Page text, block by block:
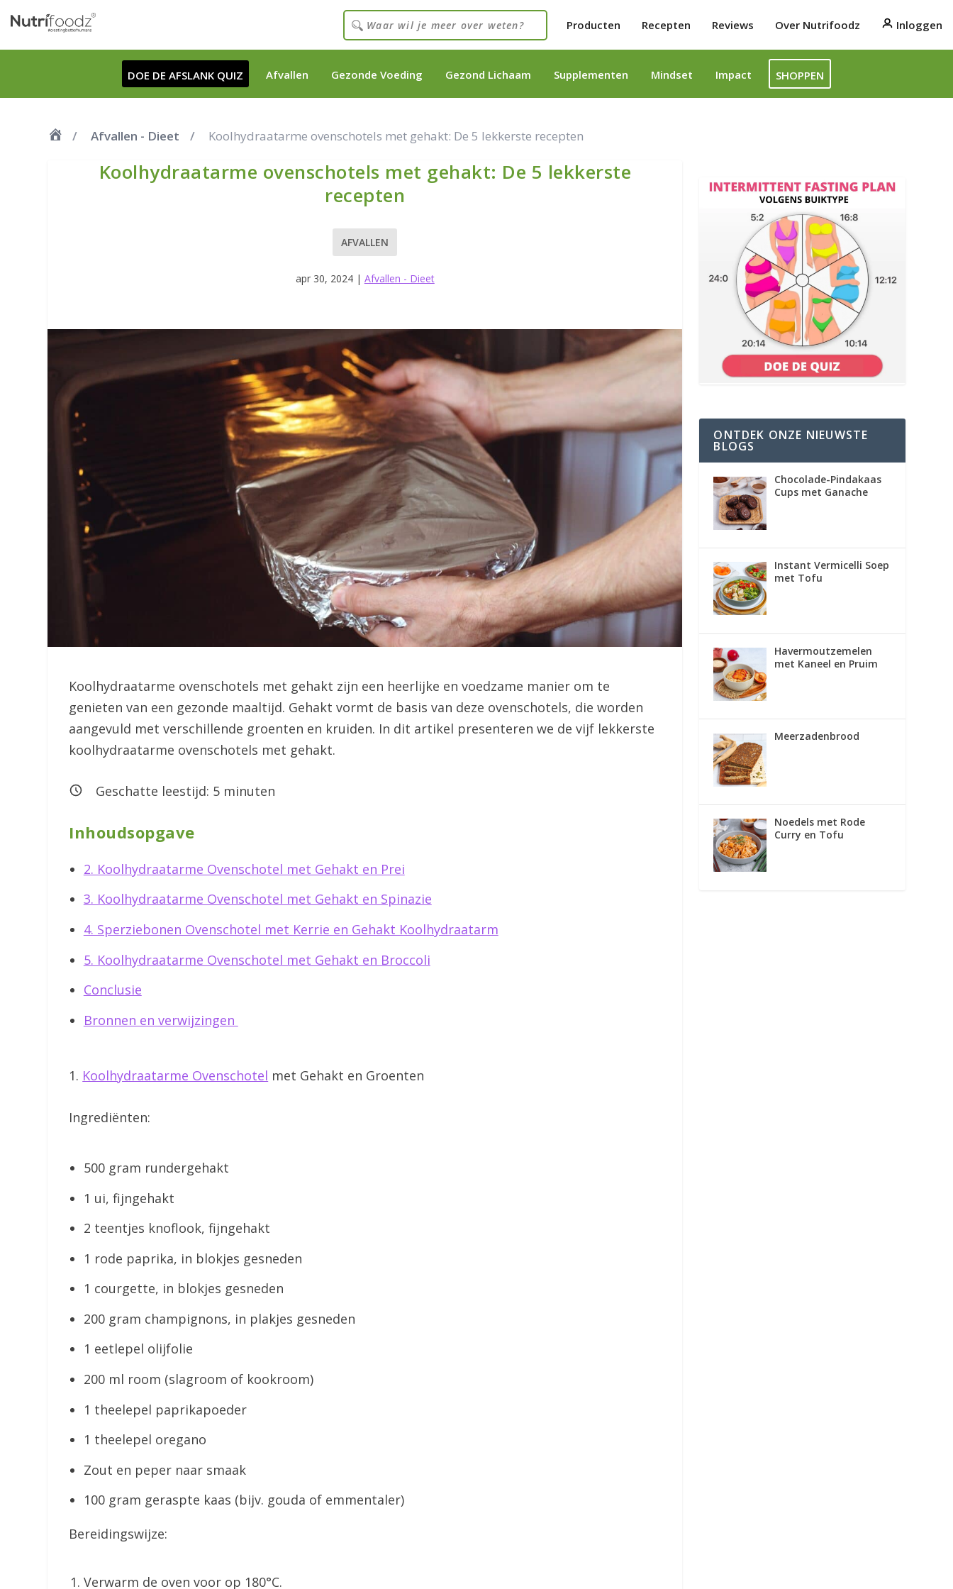
Producten Recepten Reviews Over Nutrifoodz Inloggen
DOE DE AFSLANK QUIZ Afvallen Gezonde Voeding Gezond Lichaam Supplementen Mindset Impact SHOPPEN
Afvallen - Dieet Koolhydraatarme ovenschotels met gehakt: De 5 lekkerste recepten
Koolhydraatarme ovenschotels met gehakt: De 5 lekkerste
recepten
AFVALLEN
apr 30, 2024| Afvallen - Dieet
Koolhydraatarme ovenschotels met gehakt zijn een heerlijke en voedzame manier om te
genieten van een gezonde maaltijd. Gehakt vormt de basis van deze ovenschotels, die worden
aangevuld met verschillende groenten en kruiden. In dit artikel presenteren we de vijf lekkerste
koolhydraatarme ovenschotels met gehakt.
Geschatte leestijd: 5 minuten
Inhoudsopgave
2. Koolhydraatarme Ovenschotel met Gehakt en Prei
3. Koolhydraatarme Ovenschotel met Gehakt en Spinazie
4. Sperziebonen Ovenschotel met Kerrie en Gehakt Koolhydraatarm
5. Koolhydraatarme Ovenschotel met Gehakt en Broccoli
Conclusie
Bronnen en verwijzingen
1. Koolhydraatarme Ovenschotel met Gehakt en Groenten
Ingrediënten:
500 gram rundergehakt
1 ui, fijngehakt
2 teentjes knoflook, fijngehakt
1 rode paprika, in blokjes gesneden
1 courgette, in blokjes gesneden
200 gram champignons, in plakjes gesneden
1 eetlepel olijfolie
200 ml room (slagroom of kookroom)
1 theelepel paprikapoeder
1 theelepel oregano
Zout en peper naar smaak
100 gram geraspte kaas (bijv. gouda of emmentaler)
Bereidingswijze:
Verwarm de oven voor op 180°C.
ONTDEK ONZE NIEUWSTE
BLOGS
Chocolade-Pindakaas
Cups met Ganache
Instant Vermicelli Soep
met Tofu
Havermoutzemelen
met Kaneel en Pruim
Meerzadenbrood
Noedels met Rode
Curry en Tofu